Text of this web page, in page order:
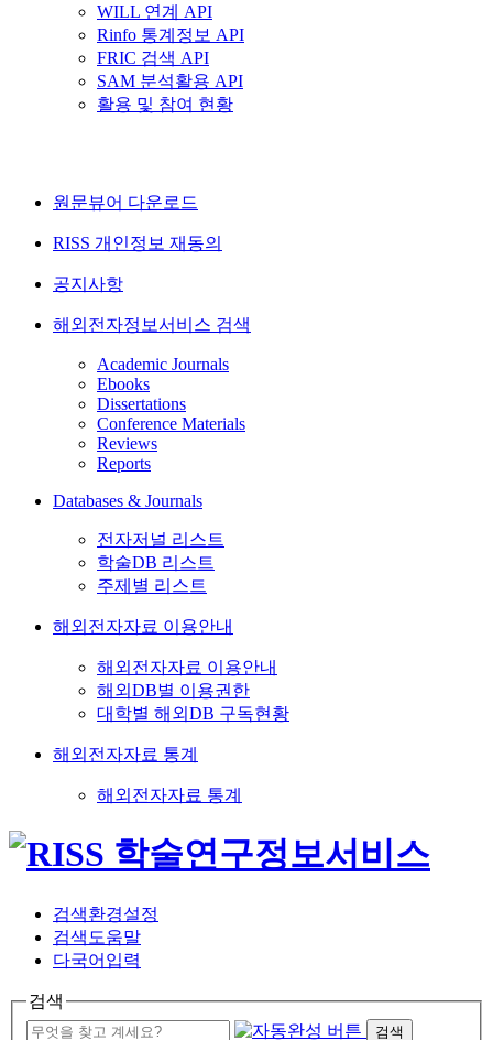
WILL 연계 API
Rinfo 통계정보 API
FRIC 검색 API
SAM 분석활용 API
활용 및 참여 현황
원문뷰어 다운로드
RISS 개인정보 재동의
공지사항
해외전자정보서비스 검색
Academic Journals
Ebooks
Dissertations
Conference Materials
Reviews
Reports
Databases & Journals
전자저널 리스트
학술DB 리스트
주제별 리스트
해외전자자료 이용안내
해외전자자료 이용안내
해외DB별 이용권한
대학별 해외DB 구독현황
해외전자자료 통계
해외전자자료 통계
검색환경설정
검색도움말
다국어입력
검색
검색